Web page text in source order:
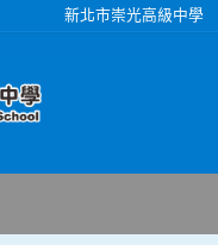
新北市崇光高級中學